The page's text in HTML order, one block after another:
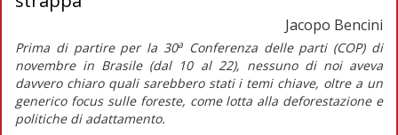
Jacopo Bencini
Prima di partire per la 30a
Conferenza delle parti (COP) di
novembre in Brasile (dal 10 al 22), nessuno di noi aveva
davvero chiaro quali sarebbero stati i temi chiave, oltre a un
generico focussulle foreste, come lotta alla deforestazione e
politiche di adattamento.